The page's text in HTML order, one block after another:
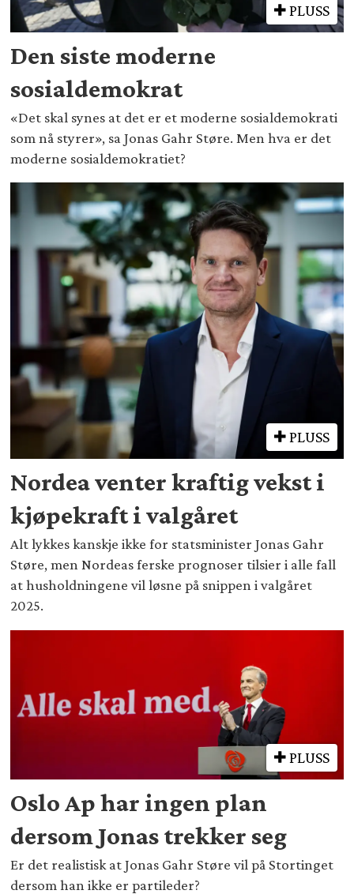
PLUSS
Den siste moderne
sosialdemokrat
«Det skal synes at det er et moderne sosialdemokrati
som nå styrer», sa Jonas Gahr Støre. Men hva er det
moderne sosialdemokratiet?
PLUSS
Nordea venter kraftig vekst i
kjøpekraft i valgåret
Alt lykkes kanskje ikke for statsminister Jonas Gahr
Støre, men Nordeas ferske prognoser tilsier i alle fall
at husholdningene vil løsne på snippen i valgåret
2025.
PLUSS
Oslo Ap har ingen plan
dersom Jonas trekker seg
Er det realistisk at Jonas Gahr Støre vil på Stortinget
dersom han ikke er partileder?